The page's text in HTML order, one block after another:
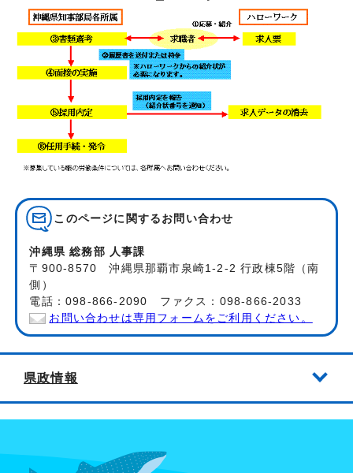
このページに関する お問い合わせ
沖縄県 総務部 人事課
〒900-8570 沖縄県那覇市泉崎1-2-2 行政棟5階（南
側）
電話：098-866-2090 ファクス：098-866-2033
お問い合わせは専用フォームをご利用ください。
県政情報